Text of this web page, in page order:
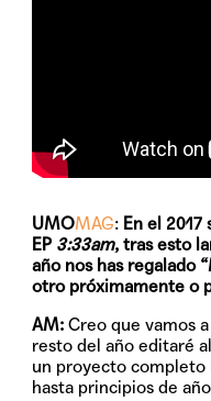
UMOMAG: En el
EP 3:33am, tras esto
año nos has regalado
otro próximamente o
AM: Creo que vamos
resto del año editaré
un proyecto completo
hasta principios de